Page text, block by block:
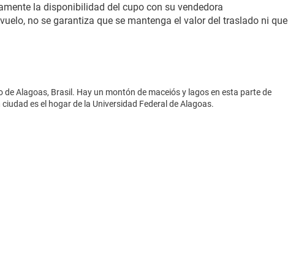
la disponibilidad del cupo con su vendedora
no se garantiza que se mantenga el valor del traslado ni que
Alagoas, Brasil. Hay un montón de maceiós y lagos en esta parte de
es el hogar de la Universidad Federal de Alagoas.